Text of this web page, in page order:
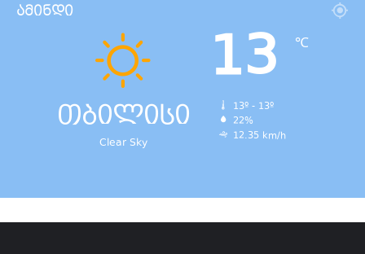
ამინდი
თბილისი
Clear Sky
13 ℃
13º - 13º
22%
12.35 km/h